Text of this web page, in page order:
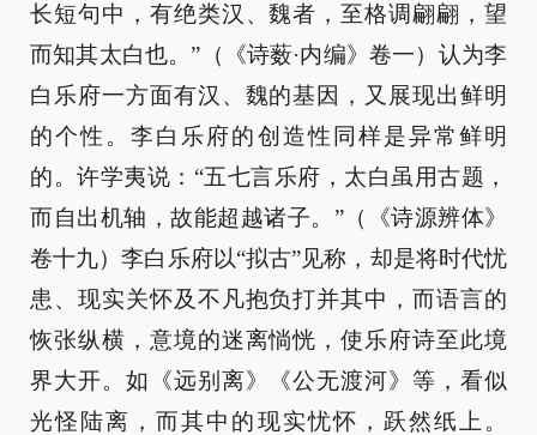
长短句中，有绝类汉、魏者，至格调翩翩，望
而知其太白也。”（《诗薮·内编》卷一）认为李
白乐府一方面有汉、魏的基因，又展现出鲜明
的个性。李白乐府的创造性同样是异常鲜明
的。许学夷说：“五七言乐府，太白虽用古题，
而自出机轴，故能超越诸子。”（《诗源辨体》
卷十九）李白乐府以“拟古”见称，却是将时代忧
患、现实关怀及不凡抱负打并其中，而语言的
恢张纵横，意境的迷离惝恍，使乐府诗至此境
界大开。如《远别离》《公无渡河》等，看似
光怪陆离，而其中的现实忧怀，跃然纸上。